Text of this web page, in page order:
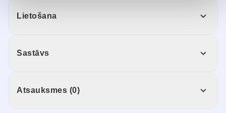
Lietošana
Sastāvs
Atsauksmes (0)